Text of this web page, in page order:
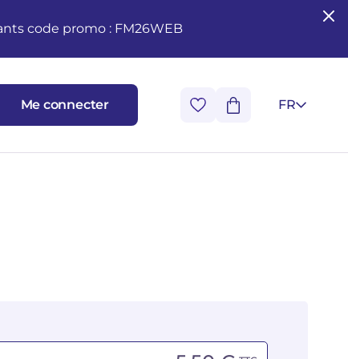
code promo : FM26WEB
Me connecter FR